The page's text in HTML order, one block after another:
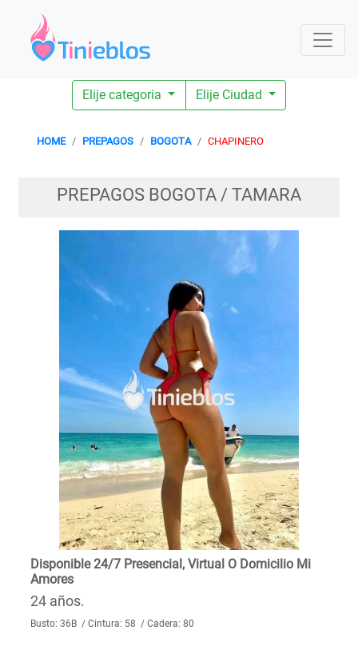
Elije categoria Elije Ciudad
HOME PREPAGOS BOGOTA CHAPINERO
PREPAGOS BOGOTA / TAMARA
Disponible 24/7 Presencial, Virtual O Domicilio Mi
Amores
24 años.
Busto: 36B / Cintura: 58 / Cadera: 80